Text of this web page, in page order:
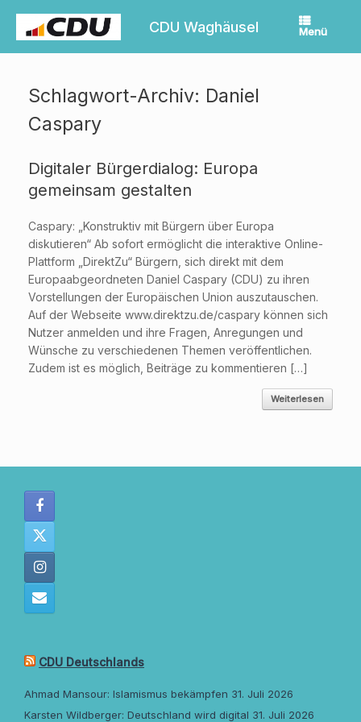
springen
CDU Waghäusel Menü
Schlagwort-Archiv: Daniel
Caspary
Digitaler Bürgerdialog: Europa
gemeinsam gestalten
Caspary: „Konstruktiv mit Bürgern über Europa
diskutieren“ Ab sofort ermöglicht die interaktive Online-
Plattform „DirektZu“ Bürgern, sich direkt mit dem
Europaabgeordneten Daniel Caspary (CDU) zu ihren
Vorstellungen der Europäischen Union auszutauschen.
Auf der Webseite www.direktzu.de/caspary können sich
Nutzer anmelden und ihre Fragen, Anregungen und
Wünsche zu verschiedenen Themen veröffentlichen.
Zudem ist es möglich, Beiträge zu kommentieren […]
Weiterlesen
CDU Deutschlands
Ahmad Mansour: Islamismus bekämpfen 31. Juli 2026
Karsten Wildberger: Deutschland wird digital 31. Juli 2026